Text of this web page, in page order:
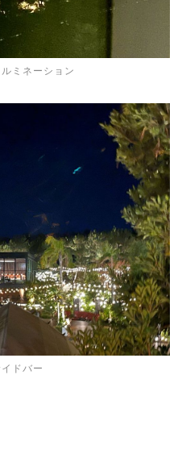
ミネーション
ドバー